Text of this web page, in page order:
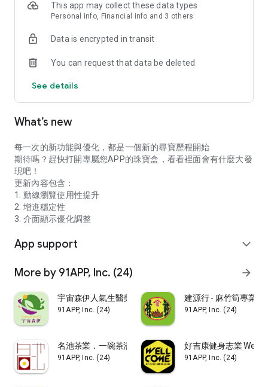
This app may collect these data types
Personal info, Financial info and 3 others
Data is encrypted in transit
You can request that data be deleted
See details
What’s new
每一次的新功能與優化，都是一個新的尋寶歷程開始
期待嗎？趕快打開專屬您APP的珠寶盒，看看裡面會有什麼大發
現吧！
更新內容包含：
1. 動線瀏覽使用性提升
2. 增進穩定性
3. 介面顯示優化調整
App support expand_more
More by 91APP, Inc. (24) arrow_forward
宇宙森伊人氣生醫美妝首選
91APP, Inc. (24)
建源行 - 麻竹筍專業生
91APP, Inc. (24)
名池茶業．一碗茶湯 品味台灣
91APP, Inc. (24)
好吉康健身志業 Well-
91APP, Inc. (24)